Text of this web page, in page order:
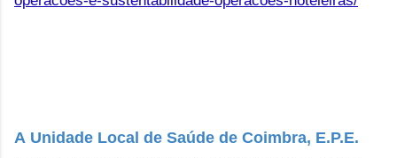
A Unidade Local de Saúde de Coimbra, E.P.E.